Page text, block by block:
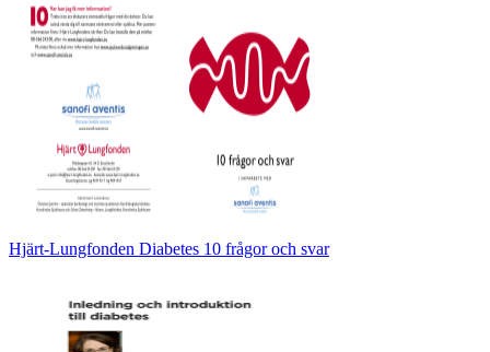
Hjärt-Lungfonden Diabetes 10 frågor och svar